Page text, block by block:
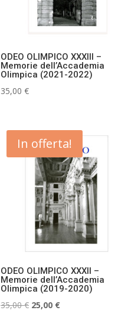
ODEO OLIMPICO XXXIII –
Memorie dell’Accademia
Olimpica (2021-2022)
35,00 €
In offerta!
ODEO OLIMPICO XXXII –
Memorie dell’Accademia
Olimpica (2019-2020)
35,00€ Il
25,00 €Il